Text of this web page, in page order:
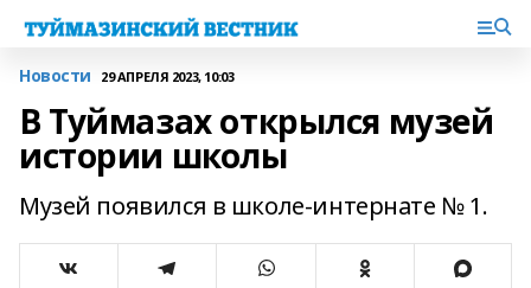
Новости 29 АПРЕЛЯ 2023, 10:03
В Туймазах открылся музей
истории школы
Музей появился в школе-интернате № 1.